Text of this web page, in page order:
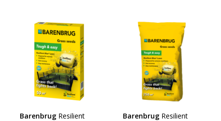
Barenbrug Resilient
Barenbrug Resilient